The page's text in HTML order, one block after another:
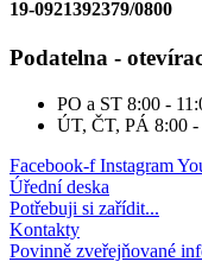
19-0921392379/0800
Podatelna -
PO a ST 8:00 -
ÚT, ČT, PÁ 8:00 -
Facebook-f Instagram
Úřední deska
Potřebuji si zařídit...
Kontakty
Povinně zveřejňované